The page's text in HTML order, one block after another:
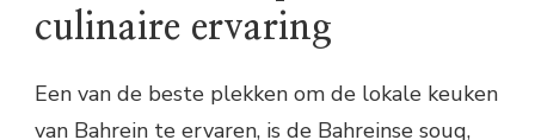
culinaire ervaring
Een van de beste plekken om de lokale keuken
van Bahrein te ervaren, is de Bahreinse souq,